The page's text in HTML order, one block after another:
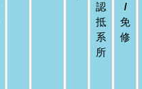
認
抵
系
所
/
免
修